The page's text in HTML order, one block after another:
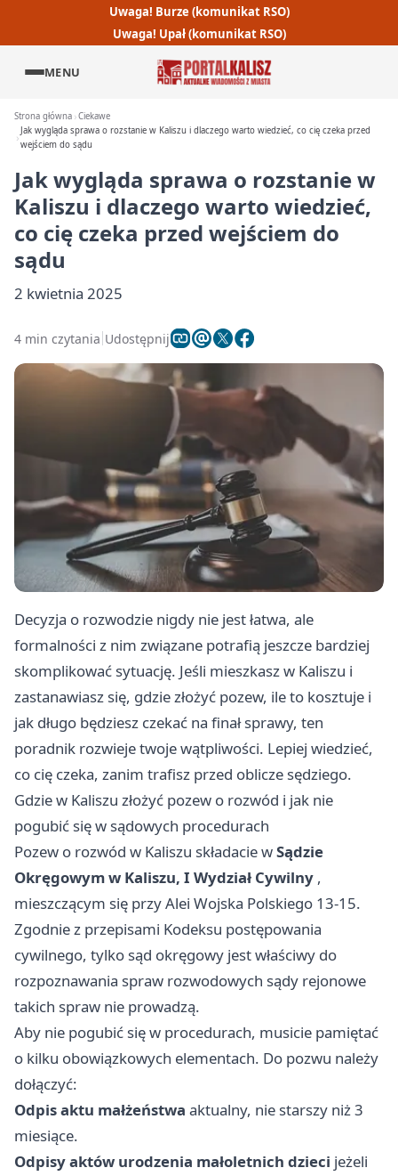
Uwaga! Burze (komunikat RSO)
Uwaga! Upał (komunikat RSO)
MENU
Strona główna Ciekawe
Jak wygląda sprawa o rozstanie w Kaliszu i dlaczego warto wiedzieć, co cię czeka przed
wejściem do sądu
Jak wygląda sprawa o rozstanie w
Kaliszu i dlaczego warto wiedzieć,
co cię czeka przed wejściem do
sądu
2 kwietnia 2025
4 min czytania Udostępnij
Decyzja o rozwodzie nigdy nie jest łatwa, ale
formalności z nim związane potrafią jeszcze bardziej
skomplikować sytuację. Jeśli mieszkasz w Kaliszu i
zastanawiasz się, gdzie złożyć pozew, ile to kosztuje i
jak długo będziesz czekać na finał sprawy, ten
poradnik rozwieje twoje wątpliwości. Lepiej wiedzieć,
co cię czeka, zanim trafisz przed oblicze sędziego.
Gdzie w Kaliszu złożyć pozew o rozwód i jak nie
pogubić się w sądowych procedurach
Pozew o rozwód w Kaliszu składacie wSądzie
Okręgowym w Kaliszu, I Wydział Cywilny ,
mieszczącym się przy Alei Wojska Polskiego 13-15.
Zgodnie z przepisami Kodeksu postępowania
cywilnego, tylko sąd okręgowy jest właściwy do
rozpoznawania spraw rozwodowych sądy rejonowe
takich spraw nie prowadzą.
Aby nie pogubić się w procedurach, musicie pamiętać
o kilku obowiązkowych elementach. Do pozwu należy
dołączyć:
Odpis aktu małżeństwa aktualny, nie starszy niż 3
miesiące.
Odpisy aktów urodzenia małoletnich dzieci jeżeli